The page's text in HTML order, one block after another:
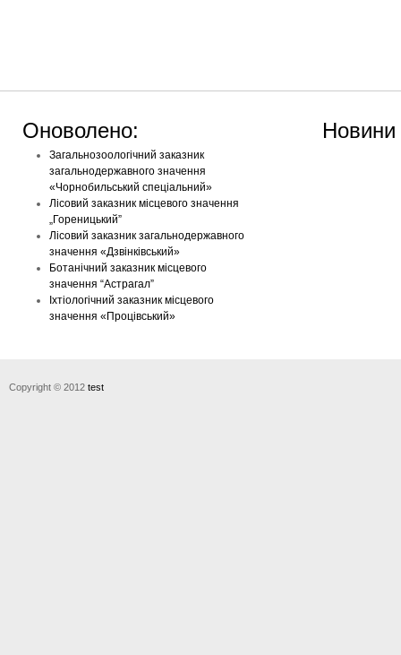
Оноволено:
Загальнозоологічний заказник
загальнодержавного значення
«Чорнобильський спеціальний»
Лісовий заказник місцевого значення
„Гореницький”
Лісовий заказник загальнодержавного
значення «Дзвінківський»
Ботанічний заказник місцевого
значення “Астрагал”
Іхтіологічний заказник місцевого
значення «Процівський»
Copyright © 2012 test